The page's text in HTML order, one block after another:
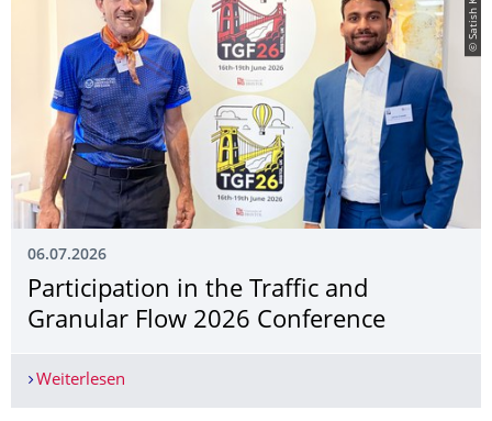
06.07.2026
Participation in the Traffic and
Granular Flow 2026 Conference
Weiterlesen